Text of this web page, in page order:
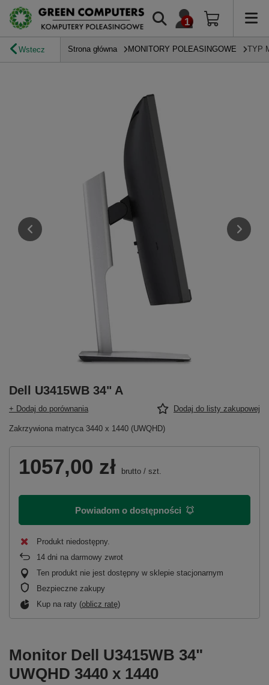
Wstecz Strona główna MONITORY POLEASINGOWE TYP
Dell U3415WB 34" A
+ Dodaj do porównania Dodaj do listy zakupowej
Zakrzywiona matryca 3440 x 1440 (UWQHD)
1057,00 zł brutto / szt.
Powiadom o dostępności
Produkt niedostępny
14 dni na darmowy zwrot
Ten produkt nie jest dostępny w sklepie stacjonarnym
Bezpieczne zakupy
Kup na raty (oblicz ratę)
Monitor Dell U3415WB 34"
UWQHD 3440 x 1440